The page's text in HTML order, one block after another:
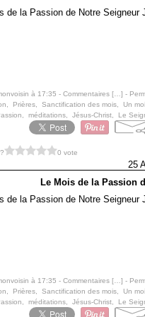
à 17:35 - Commentaires [ ] -
Prières Sanctification des mois Un
méditations Jésus-Christ Le
0 vote
25
Le Mois de la Passion
à 17:35 - Commentaires [ ] -
Prières Sanctification des mois Un
méditations Jésus-Christ Le